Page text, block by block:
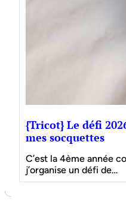
{Tricot} Le défi
mes socquettes
C’est la 4ème année
j’organise un défi de…